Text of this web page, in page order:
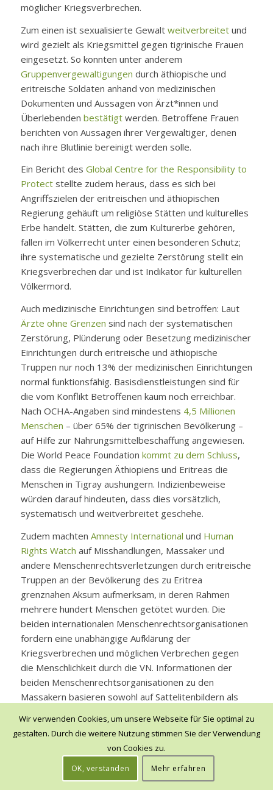
möglicher Kriegsverbrechen.
Zum einen ist sexualisierte Gewalt weitverbreitetund
wird gezielt als Kriegsmittel gegen tigrinische Frauen
eingesetzt. So konnten unter anderem
Gruppenvergewaltigungen durch äthiopische und
eritreische Soldaten anhand von medizinischen
Dokumenten und Aussagen von Ärzt*innen und
Überlebenden bestätigtwerden. Betroffene Frauen
berichten von Aussagen ihrer Vergewaltiger, denen
nach ihre Blutlinie bereinigt werden solle.
Ein Bericht des Global Centre for the Responsibility to
Protectstellte zudem heraus, dass es sich bei
Angriffszielen der eritreischen und äthiopischen
Regierung gehäuft um religiöse Stätten und kulturelles
Erbe handelt. Stätten, die zum Kulturerbe gehören,
fallen im Völkerrecht unter einen besonderen Schutz;
ihre systematische und gezielte Zerstörung stellt ein
Kriegsverbrechen dar und ist Indikator für kulturellen
Völkermord.
Auch medizinische Einrichtungen sind betroffen: Laut
Ärzte ohne Grenzen sind nach der systematischen
Zerstörung, Plünderung oder Besetzung medizinischer
Einrichtungen durch eritreische und äthiopische
Truppen nur noch 13% der medizinischen Einrichtungen
normal funktionsfähig. Basisdienstleistungen sind für
die vom Konflikt Betroffenen kaum noch erreichbar.
Nach OCHA-Angaben sind mindestens 4,5 Millionen
Menschen – über 65% der tigrinischen Bevölkerung –
auf Hilfe zur Nahrungsmittelbeschaffung angewiesen.
Die World Peace Foundation kommt zu dem Schluss,
dass die Regierungen Äthiopiens und Eritreas die
Menschen in Tigray aushungern. Indizienbeweise
würden darauf hindeuten, dass dies vorsätzlich,
systematisch und weitverbreitet geschehe.
Zudem machten Amnesty International und Human
Rights Watch auf Misshandlungen, Massaker und
andere Menschenrechtsverletzungen durch eritreische
Truppen an der Bevölkerung des zu Eritrea
grenznahen Aksum aufmerksam, in deren Rahmen
mehrere hundert Menschen getötet wurden. Die
beiden internationalen Menschenrechtsorganisationen
fordern eine unabhängige Aufklärung der
Kriegsverbrechen und möglichen Verbrechen gegen
die Menschlichkeit durch die VN. Informationen der
beiden Menschenrechtsorganisationen zu den
Massakern basieren sowohl auf Sattelitenbildern als
aus der Region. CNN berichtete zudem überMassaker
durch eritreische Soldat*innen in Maryam Dengelat und
außergerichtliche Hinrichtungendurch äthiopische
Soldat*innen in Mahibere Dego.
Wir verwenden Cookies, um unsere Webseite für Sie optimal zu
gestalten. Durch die weitere Nutzung stimmen Sie der Verwendung
von Cookies zu.
OK, verstanden Mehr erfahren